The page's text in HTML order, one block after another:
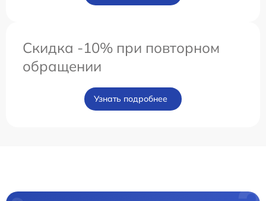
Скидка -10% при повторном
обращении
Узнать подробнее